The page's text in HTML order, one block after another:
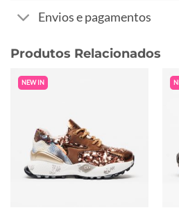
Envios e pagamentos
Produtos Relacionados
NEW IN